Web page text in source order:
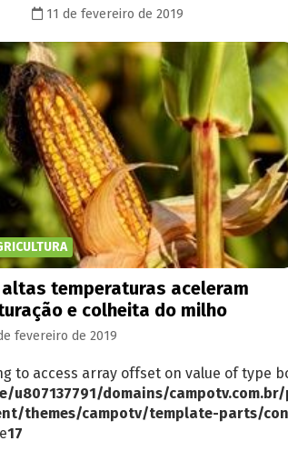
11 de fevereiro de 2019
altas temperaturas aceleram
e colheita do milho
fevereiro de 2019
to access array offset on value of type
u807137791/domains/
themes/campotv/template-parts/
17